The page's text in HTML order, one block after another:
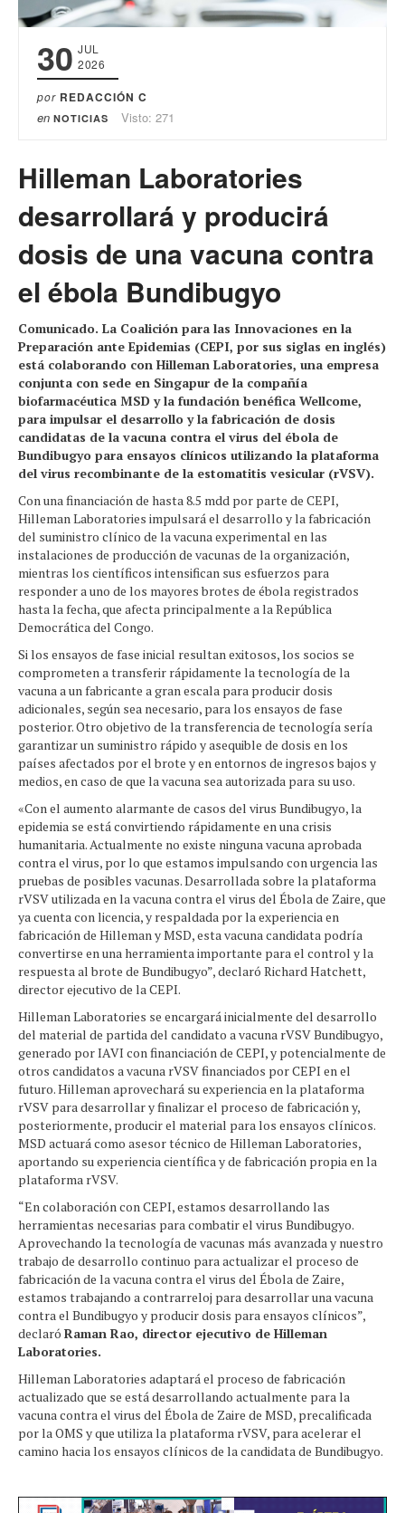
30 JUL
2026
por REDACCIÓN C
en NOTICIAS Visto: 271
Hilleman Laboratories
desarrollará y producirá
dosis de una vacuna contra
el ébola Bundibugyo
Comunicado. La Coalición para las Innovaciones en la
Preparación ante Epidemias (CEPI, por sus siglas en inglés)
está colaborando con Hilleman Laboratories, una empresa
conjunta con sede en Singapur de la compañía
biofarmacéutica MSD y la fundación benéfica Wellcome,
para impulsar el desarrollo y la fabricación de dosis
candidatas de la vacuna contra el virus del ébola de
Bundibugyo para ensayos clínicos utilizando la plataforma
del virus recombinante de la estomatitis vesicular (rVSV).
Con una financiación de hasta 8.5 mdd por parte de CEPI,
Hilleman Laboratories impulsará el desarrollo y la fabricación
del suministro clínico de la vacuna experimental en las
instalaciones de producción de vacunas de la organización,
mientras los científicos intensifican sus esfuerzos para
responder a uno de los mayores brotes de ébola registrados
hasta la fecha, que afecta principalmente a la República
Democrática del Congo.
Si los ensayos de fase inicial resultan exitosos, los socios se
comprometen a transferir rápidamente la tecnología de la
vacuna a un fabricante a gran escala para producir dosis
adicionales, según sea necesario, para los ensayos de fase
posterior. Otro objetivo de la transferencia de tecnología sería
garantizar un suministro rápido y asequible de dosis en los
países afectados por el brote y en entornos de ingresos bajos y
medios, en caso de que la vacuna sea autorizada para su uso.
«Con el aumento alarmante de casos del virus Bundibugyo, la
epidemia se está convirtiendo rápidamente en una crisis
humanitaria. Actualmente no existe ninguna vacuna aprobada
contra el virus, por lo que estamos impulsando con urgencia las
pruebas de posibles vacunas. Desarrollada sobre la plataforma
rVSV utilizada en la vacuna contra el virus del Ébola de Zaire, que
ya cuenta con licencia, y respaldada por la experiencia en
fabricación de Hilleman y MSD, esta vacuna candidata podría
convertirse en una herramienta importante para el control y la
respuesta al brote de Bundibugyo”, declaró Richard Hatchett,
director ejecutivo de la CEPI.
Hilleman Laboratories se encargará inicialmente del desarrollo
del material de partida del candidato a vacuna rVSV Bundibugyo,
generado por IAVI con financiación de CEPI, y potencialmente de
otros candidatos a vacuna rVSV financiados por CEPI en el
futuro. Hilleman aprovechará su experiencia en la plataforma
rVSV para desarrollar y finalizar el proceso de fabricación y,
posteriormente, producir el material para los ensayos clínicos.
MSD actuará como asesor técnico de Hilleman Laboratories,
aportando su experiencia científica y de fabricación propia en la
plataforma rVSV.
“En colaboración con CEPI, estamos desarrollando las
herramientas necesarias para combatir el virus Bundibugyo.
Aprovechando la tecnología de vacunas más avanzada y nuestro
trabajo de desarrollo continuo para actualizar el proceso de
fabricación de la vacuna contra el virus del Ébola de Zaire,
estamos trabajando a contrarreloj para desarrollar una vacuna
contra el Bundibugyo y producir dosis para ensayos clínicos”,
declaró Raman Rao, director ejecutivo de Hilleman
Laboratories.
Hilleman Laboratories adaptará el proceso de fabricación
actualizado que se está desarrollando actualmente para la
vacuna contra el virus del Ébola de Zaire de MSD, precalificada
por la OMS y que utiliza la plataforma rVSV, para acelerar el
camino hacia los ensayos clínicos de la candidata de Bundibugyo.